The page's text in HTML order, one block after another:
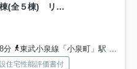
【新築】大泉町仙石第6 ２号棟(全５棟) リーブルガーデン 新築建売分譲
分
東武小泉線「小泉町」駅 徒歩43分
住宅性能評価書付